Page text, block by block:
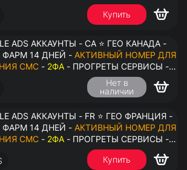
Купить
АККАУНТЫ - CA ⭐ ГЕО КАНАДА -
14 ДНЕЙ - АКТИВНЫЙ НОМЕР ДЛЯ
СМС - 2ФА - ПРОГРЕТЫ СЕРВИСЫ -
Нет в
наличии
АККАУНТЫ - FR ⭐ ГЕО ФРАНЦИЯ -
14 ДНЕЙ - АКТИВНЫЙ НОМЕР ДЛЯ
СМС - 2ФА - ПРОГРЕТЫ СЕРВИСЫ -
Купить